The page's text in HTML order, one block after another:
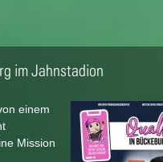
im Jahnstadion
einem
Mission